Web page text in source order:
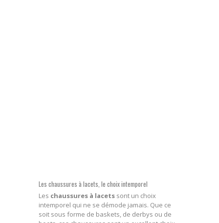
Les chaussures à lacets, le choix intemporel
Les chaussures à lacets sont un choix
intemporel qui ne se démode jamais. Que ce
soit sous forme de baskets, de derbys ou de